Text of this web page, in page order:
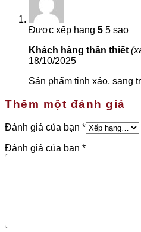
Được xếp hạng 5 5 sao
Khách hàng thân thiết
18/10/2025
Sản phẩm tinh xảo, sang
Thêm một đánh giá
Đánh giá của bạn *
Đánh giá của bạn *